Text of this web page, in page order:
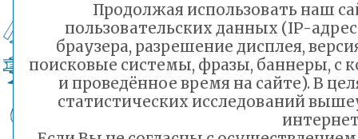
Продолжая использовать наш
пользовательских данных (IP-
браузера, разрешение дисплея,
поисковые системы, фразы, баннеры, с
и проведённое время на сайте). В
статистических исследований